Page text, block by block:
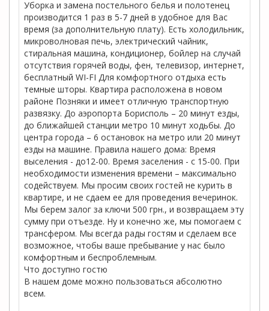
Уборка и замена постельного белья и полотенец
производится 1 раз в 5-7 дней в удобное для Вас
время (за дополнительную плату). Есть холодильник,
микроволновая печь, электрический чайник,
стиральная машина, кондиционер, бойлер на случай
отсутствия горячей воды, фен, телевизор, интернет,
бесплатный WI-FI Для комфортного отдыха есть
темные шторы. Квартира расположена в новом
районе Позняки и имеет отличную транспортную
развязку. До аэропорта Борисполь – 20 минут езды,
до ближайшей станции метро 10 минут ходьбы. До
центра города – 6 остановок на метро или 20 минут
езды на машине. Правила нашего дома: Время
выселения - до12-00. Время заселения - с 15-00. При
необходимости изменения времени – максимально
содействуем. Мы просим своих гостей не курить в
квартире, и не сдаем ее для проведения вечеринок.
Мы берем залог за ключи 500 грн., и возвращаем эту
сумму при отъезде. Ну и конечно же, мы помогаем с
трансфером. Мы всегда рады гостям и сделаем все
возможное, чтобы ваше пребывание у нас было
комфортным и беспроблемным.
Что доступно гостю
В нашем доме можно пользоваться абсолютно
всем.